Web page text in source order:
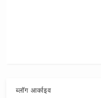
ब्लॉग आर्काइव